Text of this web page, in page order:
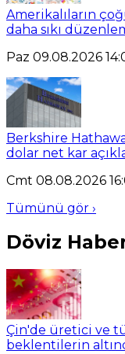
Amerikalıların
daha sıkı
Paz 09.08.2026
Berkshire
dolar net kar
Cmt 08.08.2026
Tümünü gör ›
Döviz
Çin'de üretici ve
beklentilerin